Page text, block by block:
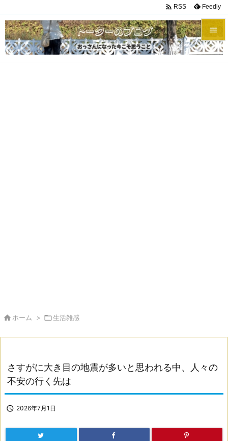


メニュ
 RSS Feedly
 ホーム > 生活雑感
さすがに大き目の地震が多いと思われる中、人々の
不安の行く先は
 2026年7月1日